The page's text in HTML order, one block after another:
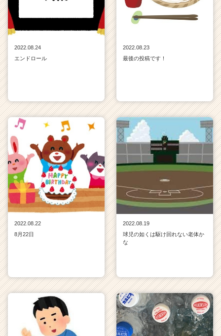
2022.08.24
エンドロール
2022.08.23
最後の投稿です！
2022.08.22
8月22日
2022.08.19
球児の如くは駆け回れない老体か
な